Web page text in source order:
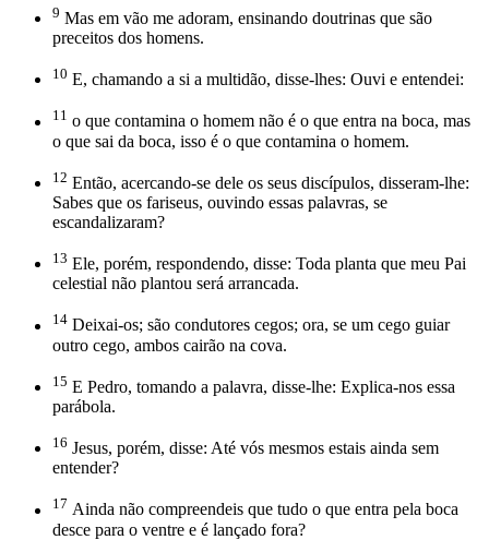
9 Mas em vão me adoram, ensinando doutrinas que são
preceitos dos homens.
10 E, chamando a si a multidão, disse-lhes: Ouvi e entendei:
11 o que contamina o homem não é o que entra na boca, mas
o que sai da boca, isso é o que contamina o homem.
12 Então, acercando-se dele os seus discípulos, disseram-lhe:
Sabes que os fariseus, ouvindo essas palavras, se
escandalizaram?
13 Ele, porém, respondendo, disse: Toda planta que meu Pai
celestial não plantou será arrancada.
14 Deixai-os; são condutores cegos; ora, se um cego guiar
outro cego, ambos cairão na cova.
15 E Pedro, tomando a palavra, disse-lhe: Explica-nos essa
parábola.
16 Jesus, porém, disse: Até vós mesmos estais ainda sem
entender?
17 Ainda não compreendeis que tudo o que entra pela boca
desce para o ventre e é lançado fora?